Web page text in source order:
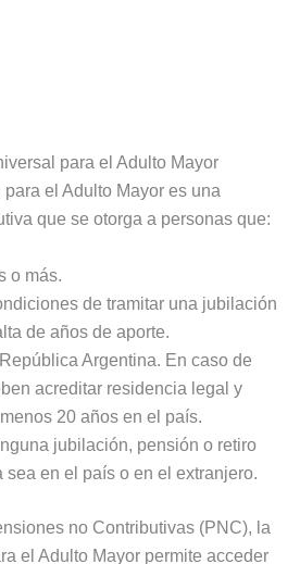
para el Adulto Mayor
el Adulto Mayor es una
que se otorga a personas que:
o más.
de tramitar una jubilación
de años de aporte.
Argentina. En caso de
acreditar residencia legal y
20 años en el país.
jubilación, pensión o retiro
sea en el país o en el extranjero.
no Contributivas (PNC), la
el Adulto Mayor permite acceder